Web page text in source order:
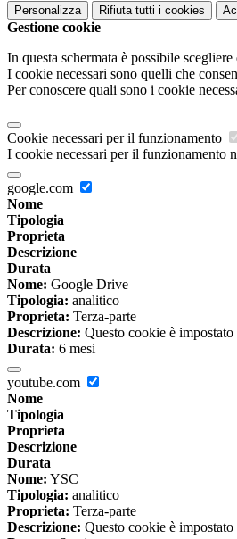
Personalizza Rifiuta tutti i cookies
Gestione cookie
In questa schermata è possibile
I cookie necessari sono quelli che
Per conoscere quali sono i cookie
Cookie necessari per il funzionamento
I cookie necessari per il funzionamento
google.com
Nome
Tipologia
Proprieta
Descrizione
Durata
Nome: Google Drive
Tipologia: analitico
Proprieta: Terza-parte
Descrizione: Questo cookie è
Durata: 6 mesi
youtube.com
Nome
Tipologia
Proprieta
Descrizione
Durata
Nome: YSC
Tipologia: analitico
Proprieta: Terza-parte
Descrizione: Questo cookie è